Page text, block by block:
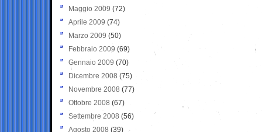
Maggio 2009 (72)
Aprile 2009 (74)
Marzo 2009 (50)
Febbraio 2009 (69)
Gennaio 2009 (70)
Dicembre 2008 (75)
Novembre 2008 (77)
Ottobre 2008 (67)
Settembre 2008 (56)
Agosto 2008 (39)